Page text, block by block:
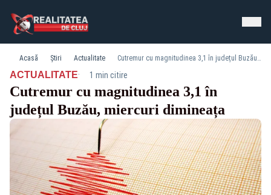
Acasă Știri Actualitate Cutremur cu magnitudinea 3,1 în județul Buzău, miercuri dimineața
ACTUALITATE· 1 min citire
Cutremur cu magnitudinea 3,1 în
județul Buzău, miercuri dimineața